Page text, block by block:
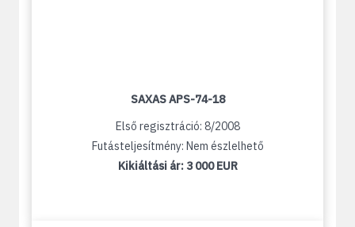
SAXAS APS-74-18
Első regisztráció: 8/2008
Futásteljesítmény: Nem észlelhető
Kikiáltási ár: 3 000 EUR